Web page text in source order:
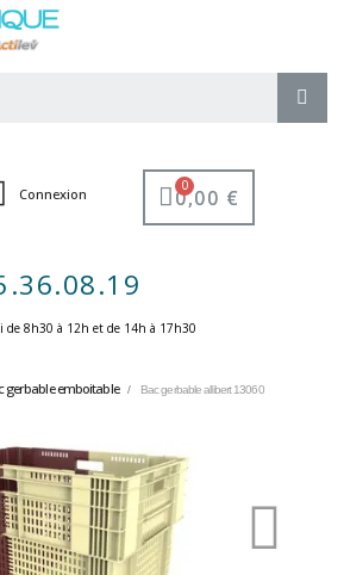
Connexion 0,00 €
8h30 à 12h et de 14h à 17h30
gerbable emboitable Bac gerbable allibert 13060